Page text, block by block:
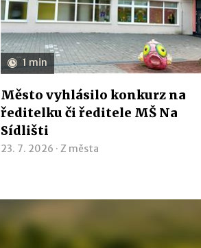
1 min
Město vyhlásilo konkurz na
ředitelku či ředitele MŠ Na
Sídlišti
23. 7. 2026 ·Z města